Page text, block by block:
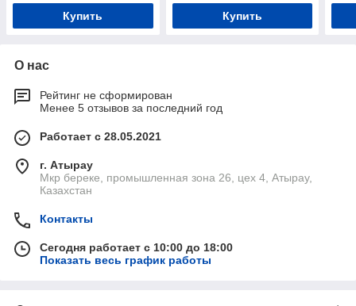
Купить Купить
О нас
Рейтинг не сформирован
Менее 5 отзывов за последний год
Работает с 28.05.2021
г. Атырау
Мкр береке, промышленная зона 26, цех 4, Атырау,
Казахстан
Контакты
Сегодня работает с 10:00 до 18:00
Показать весь график работы